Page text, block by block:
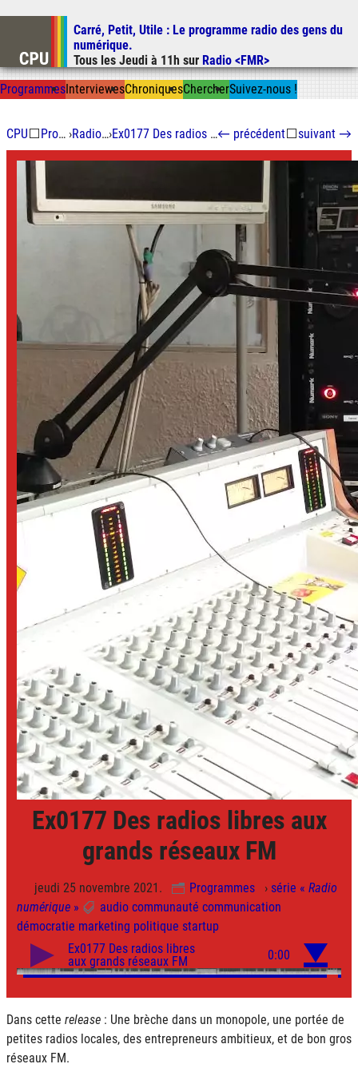
Aller au contenu
Aller à la recherche
Carré, Petit, Utile : Le programme radio des gens du
numérique.
Tous les Jeudi à 11h sur Radio <FMR>
ProgrammesInterviewesChroniquesChercherSuivez-nous !
CPU⬜ Programmes › Radio numérique› Ex0177 Des radios libres aux grands réseaux FM← précédent⬜suivant →
Ex0177 Des radios libres aux
grands réseaux FM
jeudi 25 novembre 2021. Programmes › série « Radio
numérique» audio communauté communication
démocratie marketing politique startup
Dans cette release : Une brèche dans un monopole, une portée de
petites radios locales, des entrepreneurs ambitieux, et de bon gros
réseaux FM.